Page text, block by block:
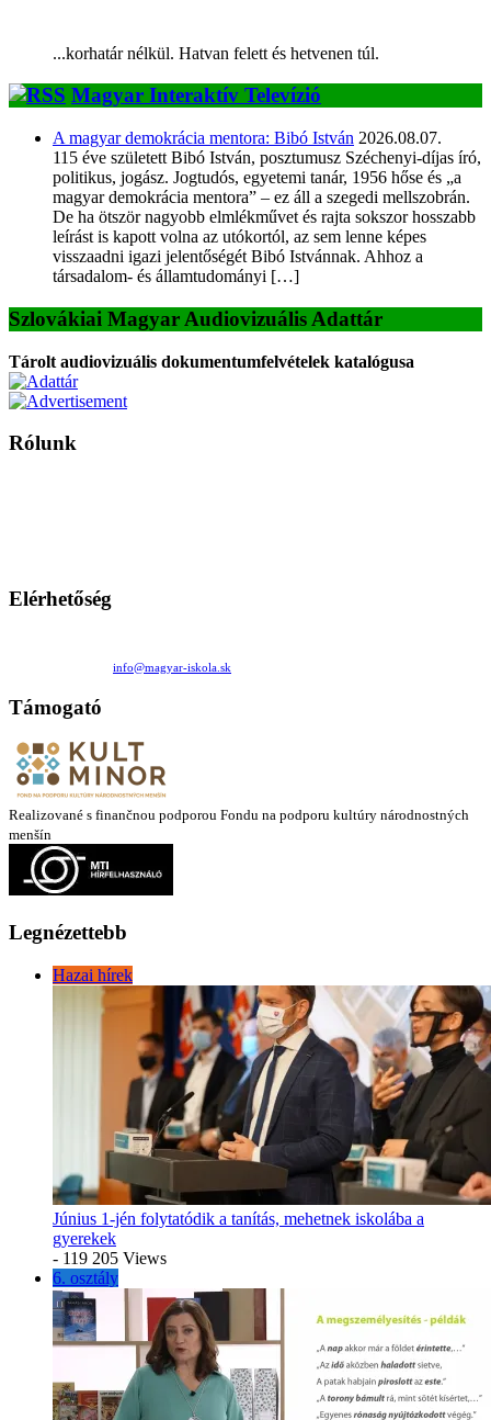
...korhatár nélkül. Hatvan felett és hetvenen túl.
Magyar Interaktív Televízió
A magyar demokrácia mentora: Bibó István 2026.08.07.
115 éve született Bibó István, posztumusz Széchenyi-díjas író,
politikus, jogász. Jogtudós, egyetemi tanár, 1956 hőse és „a
magyar demokrácia mentora” – ez áll a szegedi mellszobrán.
De ha ötször nagyobb elmlékművet és rajta sokszor hosszabb
leírást is kapott volna az utókortól, az sem lenne képes
visszaadni igazi jelentőségét Bibó Istvánnak. Ahhoz a
társadalom- és államtudományi […]
Szlovákiai Magyar Audiovizuális Adattár
Tárolt audiovizuális dokumentumfelvételek katalógusa
Rólunk
Elérhetőség
info@magyar-iskola.sk
Támogató
Realizované s finančnou podporou Fondu na podporu kultúry národnostných
menšín
Legnézettebb
Hazai hírek
Június 1-jén folytatódik a tanítás, mehetnek iskolába a
gyerekek
- 119 205 Views
6. osztály